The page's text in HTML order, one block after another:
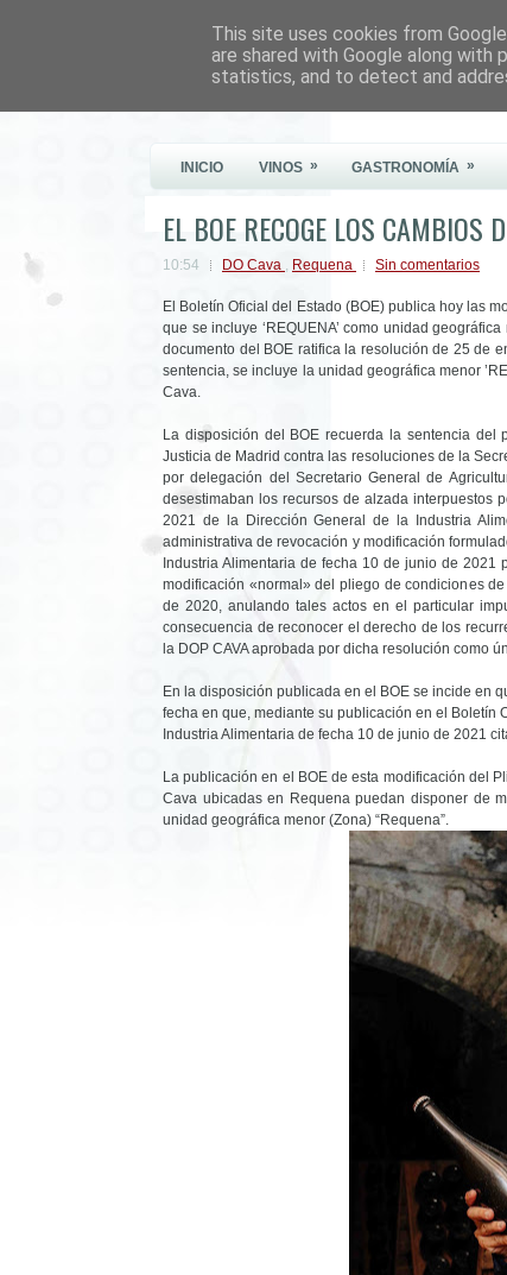
Este Vino Me Gusta
INICIO VINOS » GASTRONOMÍA »
EL BOE RECOGE LOS CAMBIOS
10:54 DO Cava , Requena Sin comentarios
El Boletín Oficial del Estado (BOE) publica hoy las
que se incluye ‘REQUENA’ como unidad
documento del BOE ratifica la resolución de 25 de
sentencia, se incluye la unidad geográfica menor
Cava.
La disposición del BOE recuerda la sentencia
Justicia de Madrid contra las resoluciones de la
por delegación del Secretario General de
desestimaban los recursos de alzada interpuestos
2021 de la Dirección General de la Industria
administrativa de revocación y modificación
Industria Alimentaria de fecha 10 de junio de
modificación «normal» del pliego de condiciones
de 2020, anulando tales actos en el particular
consecuencia de reconocer el derecho de los
la DOP CAVA aprobada por dicha resolución como
En la disposición publicada en el BOE se incide en
fecha en que, mediante su publicación en el Boletín
Industria Alimentaria de fecha 10 de junio de 2021
La publicación en el BOE de esta modificación del
Cava ubicadas en Requena puedan disponer de
unidad geográfica menor (Zona) “Requena”.
This site uses cookies from
are shared with Google along
statistics, and to detect and